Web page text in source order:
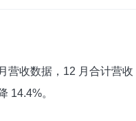
营收数据，12 月合计营
14.4%。